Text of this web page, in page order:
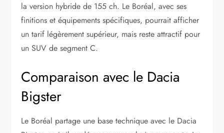
la version hybride de 155 ch. Le Boréal, avec ses
finitions et équipements spécifiques, pourrait afficher
un tarif légèrement supérieur, mais reste attractif pour
un SUV de segment C.
Comparaison avec le Dacia
Bigster
Le Boréal partage une base technique avec le Dacia